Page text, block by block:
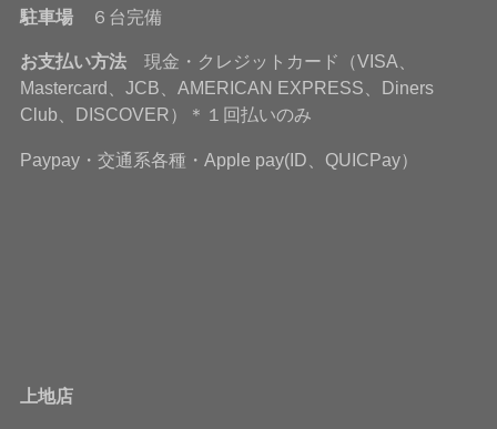
駐車場 ６台完備
お支払い方法現金・クレジットカード（VISA、
Mastercard、JCB、AMERICAN EXPRESS、Diners
Club、DISCOVER）＊１回払いのみ
Paypay・交通系各種・Apple pay(ID、QUICPay）
上地店